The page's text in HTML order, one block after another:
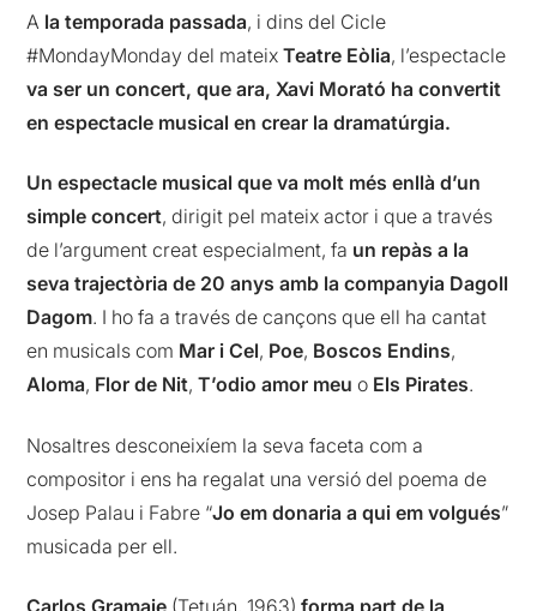
A la temporada passada, i dins del Cicle
#MondayMonday del mateix Teatre Eòlia, l’espectacle
va ser un concert, que ara, Xavi Morató ha convertit
en espectacle musical en crear la dramatúrgia.
Un espectacle musical que va molt més enllà d’un
simple concert, dirigit pel mateix actor i que a través
de l’argument creat especialment, fa un repàs a la
seva trajectòria de 20 anys amb la companyia Dagoll
Dagom. I ho fa a través de cançons que ell ha cantat
en musicals com Mar i Cel, Poe, Boscos Endins,
Aloma, Flor de Nit,T’odio amor meu o Els Pirates.
Nosaltres desconeixíem la seva faceta com a
compositor i ens ha regalat una versió del poema de
Josep Palau i Fabre “Jo em donaria a qui em volgués”
musicada per ell.
Carlos Gramaje (Tetuán, 1963)forma part de la